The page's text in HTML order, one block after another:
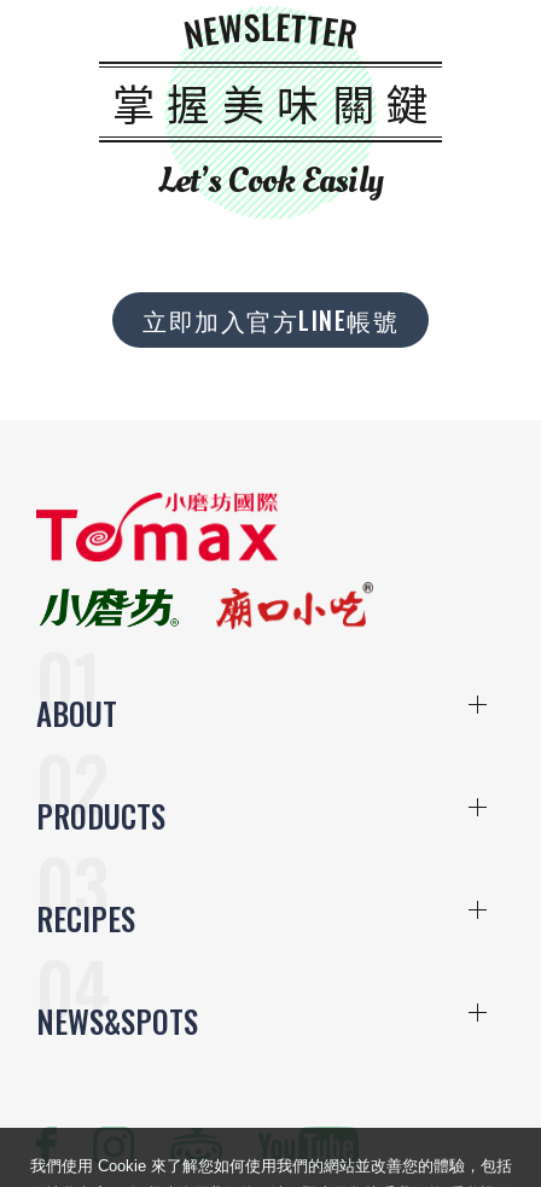
NEWSLETTER
掌握美味關鍵
Let’s Cook Easily
立即加入官方LINE帳號
ABOUT
PRODUCTS
RECIPES
NEWS&SPOTS
我們使用 Cookie 來了解您如何使用我們的網站並改善您的體驗，包括